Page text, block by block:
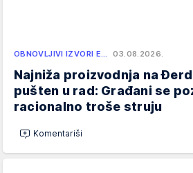
OBNOVLJIVI IZVORI E… 03.08.2026.
Najniža proizvodnja na
pušten u rad: Građani se
racionalno troše struju
Komentariši